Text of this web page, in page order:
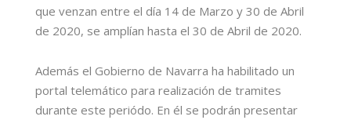
que venzan entre el día 14 de Marzo y 30 de Abril
de 2020, se amplían hasta el 30 de Abril de 2020.
Además el Gobierno de Navarra ha habilitado un
portal telemático para realización de tramites
durante este periódo. En él se podrán presentar